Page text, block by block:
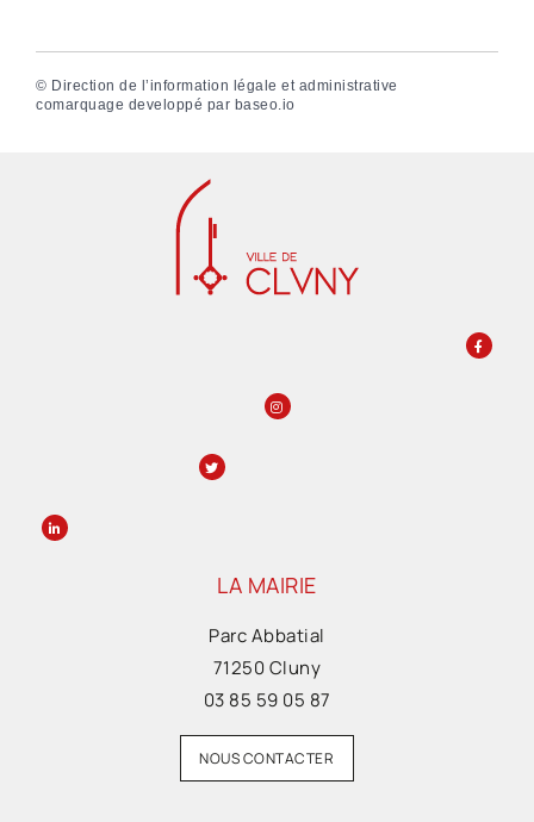
© Direction de l’information légale et administrative
comarquage developpé par baseo.io
LA MAIRIE
Parc Abbatial
71250 Cluny
03 85 59 05 87
NOUS CONTACTER